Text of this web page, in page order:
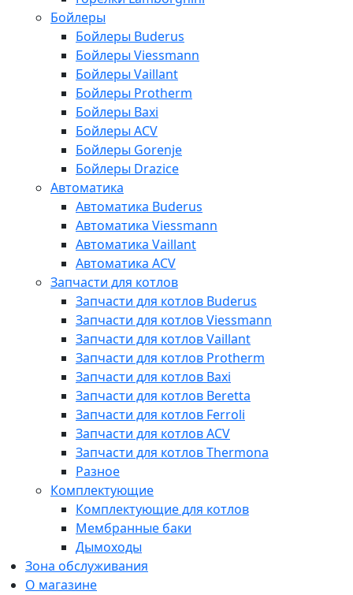
Бойлеры
Бойлеры Buderus
Бойлеры Viessmann
Бойлеры Vaillant
Бойлеры Protherm
Бойлеры Baxi
Бойлеры ACV
Бойлеры Gorenje
Бойлеры Drazice
Автоматика
Автоматика Buderus
Автоматика Viessmann
Автоматика Vaillant
Автоматика ACV
Запчасти для котлов
Запчасти для котлов Buderus
Запчасти для котлов Viessmann
Запчасти для котлов Vaillant
Запчасти для котлов Protherm
Запчасти для котлов Baxi
Запчасти для котлов Beretta
Запчасти для котлов Ferroli
Запчасти для котлов ACV
Запчасти для котлов Thermona
Разное
Комплектующие
Комплектующие для котлов
Мембранные баки
Дымоходы
Зона обслуживания
О магазине